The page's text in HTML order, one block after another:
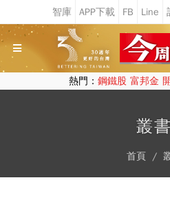
熱門： 鋼鐵股 富邦金
叢書
首頁